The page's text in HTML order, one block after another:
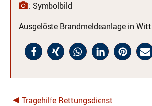
: Symbolbild
Ausgelöste Brandmeldeanlage in
Tragehilfe Rettungsdienst